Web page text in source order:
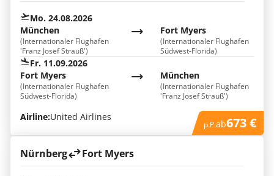
Mo. 24.08.2026
München
(Internationaler Flughafen
'Franz Josef Strauß')
Fort Myers
(Internationaler Flughafen
Südwest-Florida)
Fr. 11.09.2026
München
(Internationaler Flughafen
'Franz Josef Strauß')
Fort Myers
(Internationaler Flughafen
Südwest-Florida)
Airline:United Airlines
p.P.ab673 €
Nürnberg Fort Myers